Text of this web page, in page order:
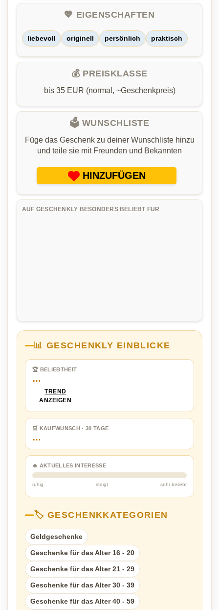
💖 EIGENSCHAFTEN
liebevoll originell persönlich praktisch
💰 PREISKLASSE
bis 35 EUR (normal, ~Geschenkpreis)
🗳️ WUNSCHLISTE
Füge das Geschenk zu deiner Wunschliste hinzu
und teile sie mit Freunden und Bekannten
HINZUFÜGEN
AUF GESCHENKLY BESONDERS BELIEBT FÜR
📊 GESCHENKLY EINBLICKE
🏆 BELIEBTHEIT
…
TREND
ANZEIGEN
🛒 KAUFWUNSCH · 30 TAGE
…
🔥 AKTUELLES INTERESSE
ruhig steigt sehr beliebt
🏷️ GESCHENKKATEGORIEN
Geldgeschenke
Geschenke für das Alter 16 - 20
Geschenke für das Alter 21 - 29
Geschenke für das Alter 30 - 39
Geschenke für das Alter 40 - 59